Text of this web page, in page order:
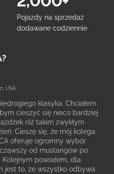
Pojazdy na sprzedaż
dodawane codziennie
USA
klasyka. Chciałem
cieszyć się nieco bardziej
niż takim zwykłym
Cieszę się, że mój kolega
oferuje ogromny wybór
od mustangów po
Kolejnym powodem, dla
jest to, że wszystko odbywa